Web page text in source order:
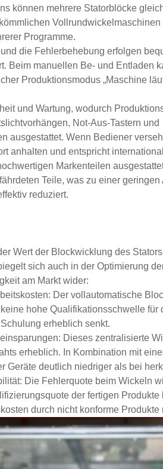
können mehrere Statorblöcke
Vollrundwickelmaschinen
Programme.
die Fehlerbehebung erfolgen
Beim manuellen Be- und Entladen
Produktionsmodus „Maschine
und Wartung, wodurch
Not-Aus-Tastern und
ausgestattet. Wenn Bediener
anhalten und entspricht
Markenteilen
Teile, was zu einer
reduziert.
Wert der Blockwicklung des
sich auch in der Optimierung
am Markt wider:
Der vollautomatische
hohe Qualifikationsschwelle für
erheblich senkt.
Dieses zentralisierte
erheblich. In Kombination mit
Geräte deutlich niedriger als bei
Die Fehlerquote beim Wickeln
der fertigen Produkte
durch nicht konforme Produkte